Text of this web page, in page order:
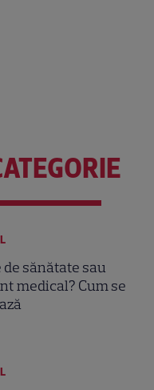
sănătate sau
medical? Cum se